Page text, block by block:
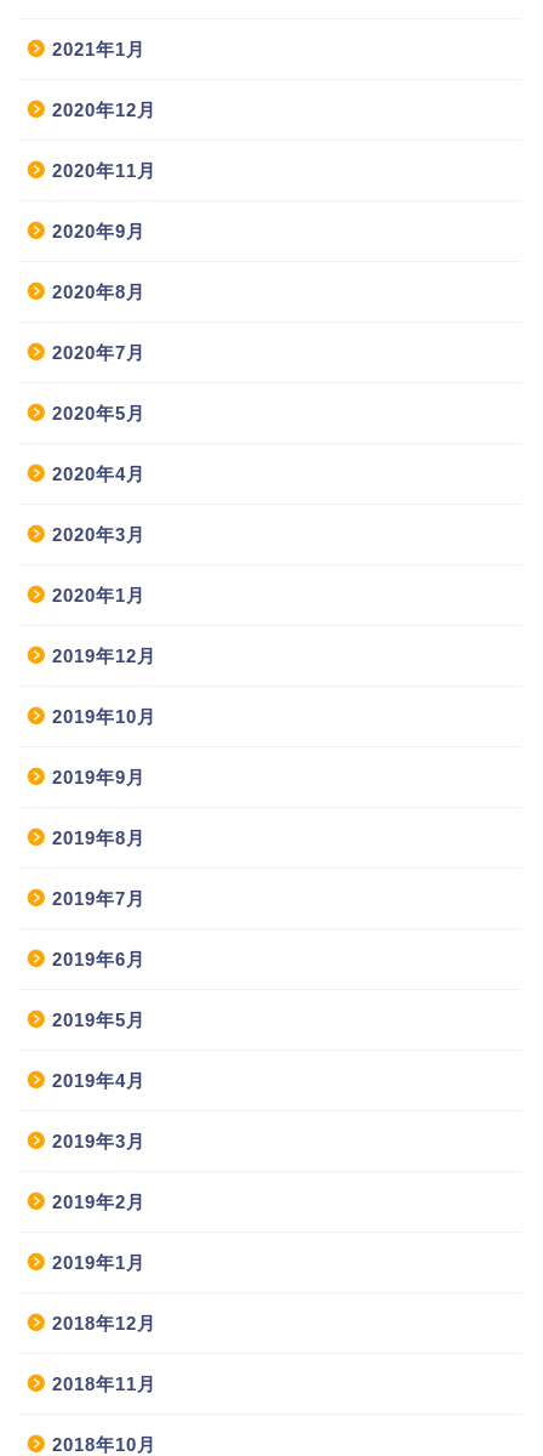
2021年1月
2020年12月
2020年11月
2020年9月
2020年8月
2020年7月
2020年5月
2020年4月
2020年3月
2020年1月
2019年12月
2019年10月
2019年9月
2019年8月
2019年7月
2019年6月
2019年5月
2019年4月
2019年3月
2019年2月
2019年1月
2018年12月
2018年11月
2018年10月